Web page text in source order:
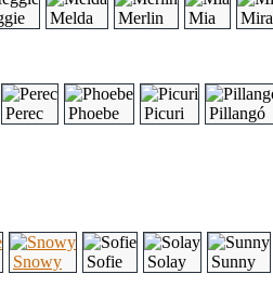
Melda Merlin Mia Mira
Perec Phoebe Picuri Pillangó
Snowy Sofie Solay Sunny